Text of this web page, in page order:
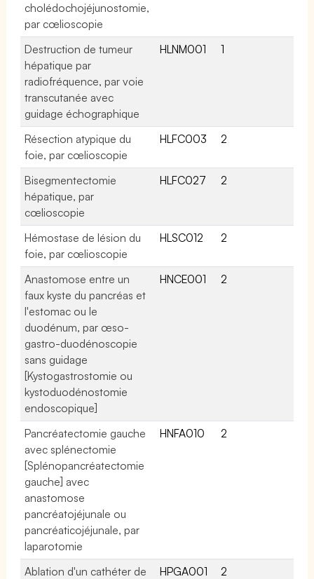
cholédochojéjunostomie,
par cœlioscopie
Destruction de tumeur
hépatique par
radiofréquence, par voie
transcutanée avec
guidage échographique
HLNM001 1
Résection atypique du
foie, par cœlioscopie
HLFC003 2
Bisegmentectomie
hépatique, par
cœlioscopie
HLFC027 2
Hémostase de lésion du
foie, par cœlioscopie
HLSC012 2
Anastomose entre un
faux kyste du pancréas et
l'estomac ou le
duodénum, par œso-
gastro-duodénoscopie
sans guidage
[Kystogastrostomie ou
kystoduodénostomie
endoscopique]
HNCE001 2
Pancréatectomie gauche
avec splénectomie
[Splénopancréatectomie
gauche] avec
anastomose
pancréatojéjunale ou
pancréaticojéjunale, par
laparotomie
HNFA010 2
Ablation d'un cathéter de HPGA001 2